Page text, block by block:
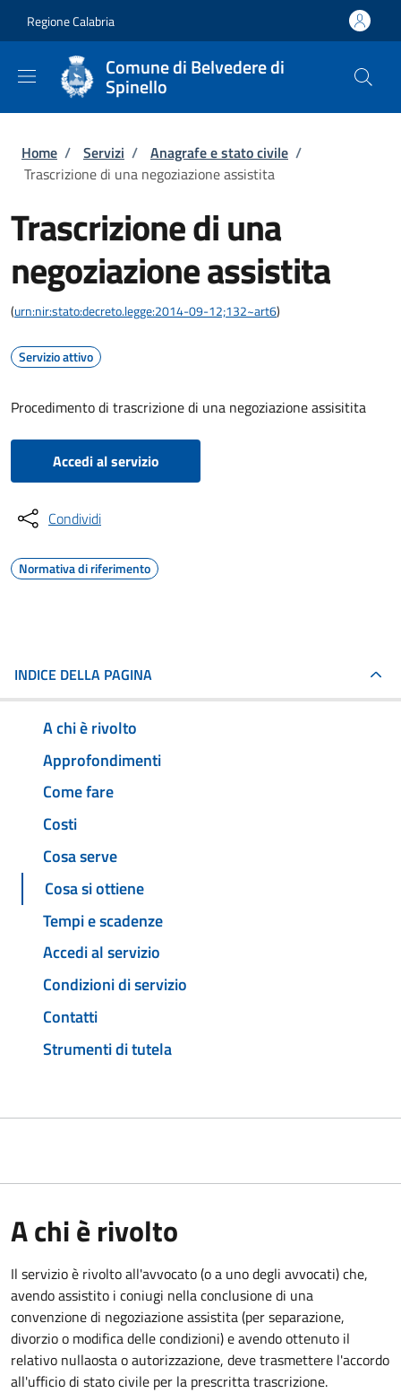
Regione Calabria
Comune di Belvedere di
Spinello
Briciole di pane
Home / Servizi / Anagrafe e stato civile /
Trascrizione di una negoziazione assistita
Trascrizione di una
negoziazione assistita
(urn:nir:stato:decreto.legge:2014-09-12;132~art6)
Servizio attivo
Procedimento di trascrizione di una negoziazione assisitita
Accedi al servizio
Condividi
Normativa di riferimento
INDICE DELLA PAGINA
A chi è rivolto
Approfondimenti
Come fare
Costi
Cosa serve
Cosa si ottiene
Tempi e scadenze
Accedi al servizio
Condizioni di servizio
Contatti
Strumenti di tutela
A chi è rivolto
Il servizio è rivolto all'avvocato (o a uno degli avvocati) che,
avendo assistito i coniugi nella conclusione di una
convenzione di negoziazione assistita (per separazione,
divorzio o modifica delle condizioni) e avendo ottenuto il
relativo nullaosta o autorizzazione, deve trasmettere l'accordo
all'ufficio di stato civile per la prescritta trascrizione.